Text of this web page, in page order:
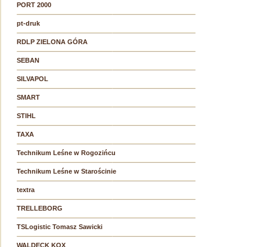
PORT 2000
pt-druk
RDLP ZIELONA GÓRA
SEBAN
SILVAPOL
SMART
STIHL
TAXA
Technikum Leśne w Rogozińcu
Technikum Leśne w Starościnie
textra
TRELLEBORG
TSLogistic Tomasz Sawicki
WALDECK KOX